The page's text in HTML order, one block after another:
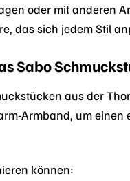
oder mit anderen
das sich jedem Stil
Sabo
aus der
Armband, um
können: